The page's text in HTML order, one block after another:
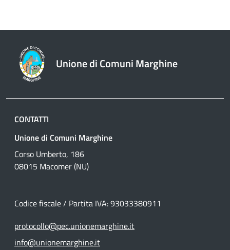
Unione di Comuni Marghine
CONTATTI
Unione di Comuni Marghine
Corso Umberto, 186
08015 Macomer (NU)
Codice fiscale / Partita IVA: 93033380911
protocollo@pec.unionemarghine.it
info@unionemarghine.it